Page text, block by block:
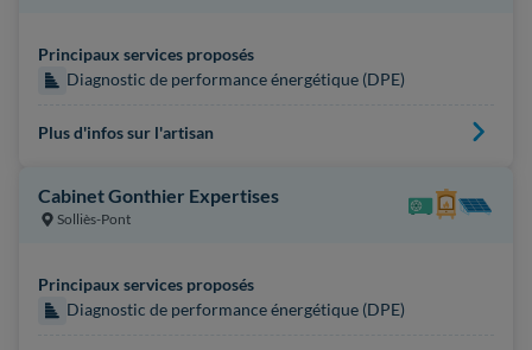
Principaux services proposés
Diagnostic de performance énergétique (DPE)
Plus d'infos sur l'artisan
Cabinet Gonthier Expertises
Solliès-Pont
Principaux services proposés
Diagnostic de performance énergétique (DPE)